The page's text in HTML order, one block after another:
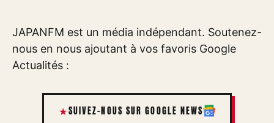
JAPANFM est un média indépendant. Soutenez-
nous en nous ajoutant à vos favoris Google
Actualités :
SUIVEZ-NOUS SUR GOOGLE NEWS